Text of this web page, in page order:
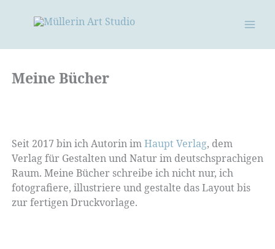
Meine Bücher
Seit 2017 bin ich Autorin imHaupt Verlag, dem
Verlag für Gestalten und Natur im deutschsprachigen
Raum. Meine Bücher schreibe ich nicht nur, ich
fotografiere, illustriere und gestalte das Layout bis
zur fertigen Druckvorlage.